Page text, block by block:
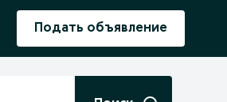
Подать объявление